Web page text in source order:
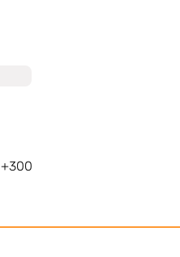
+300